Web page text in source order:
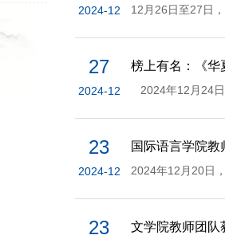
2024-12
榜上有名：《华
27
2024-12
国际语言学院教
23
2024-12
文学院教师团队
23